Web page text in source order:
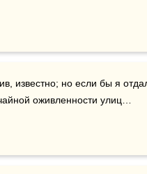
известно; но если бы я
оживленности улиц…